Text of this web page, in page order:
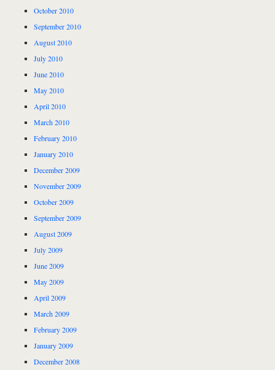
October 2010
September 2010
August 2010
July 2010
June 2010
May 2010
April 2010
March 2010
February 2010
January 2010
December 2009
November 2009
October 2009
September 2009
August 2009
July 2009
June 2009
May 2009
April 2009
March 2009
February 2009
January 2009
December 2008